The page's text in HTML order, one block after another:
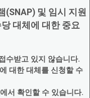
(SNAP) 및 임시 지원
대체에 대한 중요
수받고 있지 않습니다.
대한 대체를 신청할 수
에서 확인할 수 있습니다.